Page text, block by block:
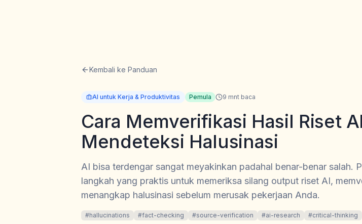
Kembali ke Panduan
AI untuk Kerja & Produktivitas Pemula 9 mnt baca
Cara Memverifikasi Hasil Riset
Mendeteksi Halusinasi
AI bisa terdengar sangat meyakinkan padahal benar-benar salah.
langkah yang praktis untuk memeriksa silang output riset AI,
menangkap halusinasi sebelum merusak pekerjaan Anda.
#hallucinations #fact-checking #source-verification #ai-research #critical-thinking